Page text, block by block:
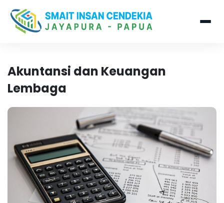
Akuntansi dan Keuangan
Lembaga